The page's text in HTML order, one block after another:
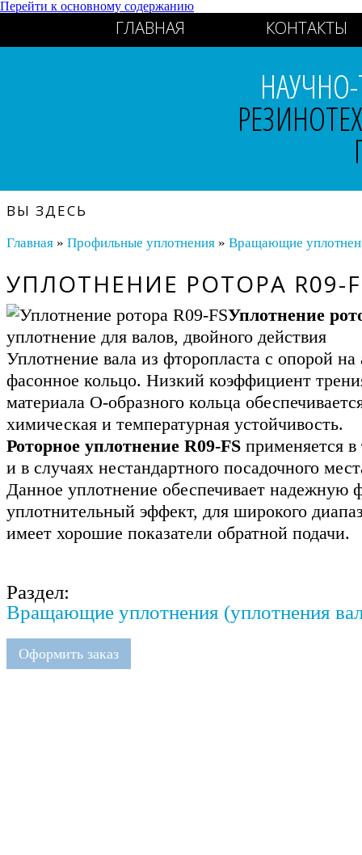
Перейти к основному содержанию
ГЛАВНАЯ КОНТАКТЫ
ВЫ ЗДЕСЬ
Главная» Профильные уплотнения» Вращающие
УПЛОТНЕНИЕ РОТОРА R09-
Уплотнение
уплотнение для валов, двойного действия
Уплотнение вала из фторопласта с опорой
фасонное кольцо. Низкий коэффициент
материала О-образного кольца
химическая и температурная устойчивость.
Роторное уплотнение R09-FSприменяется в
и в случаях нестандартного посадочного
Данное уплотнение обеспечивает надежную
уплотнительный эффект, для широкого
имеет хорошие показатели обратной подачи.
Раздел:
Вращающие уплотнения (уплотнения
Оформить заказ